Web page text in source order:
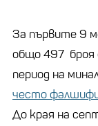
За първите 9
общо 497 броя
период на
често
До края на